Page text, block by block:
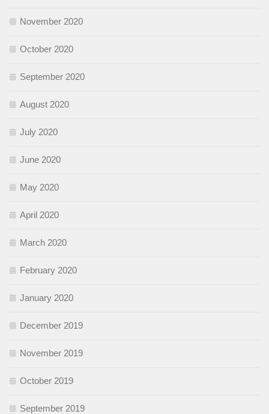
November 2020
October 2020
September 2020
August 2020
July 2020
June 2020
May 2020
April 2020
March 2020
February 2020
January 2020
December 2019
November 2019
October 2019
September 2019